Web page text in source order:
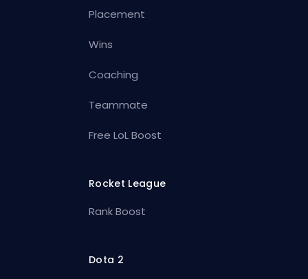
Placement
Wins
Coaching
Teammate
Free LoL Boost
Rocket League
Rank Boost
Dota 2